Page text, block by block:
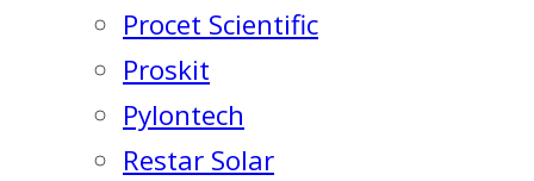
Procet Scientific
Proskit
Pylontech
Restar Solar